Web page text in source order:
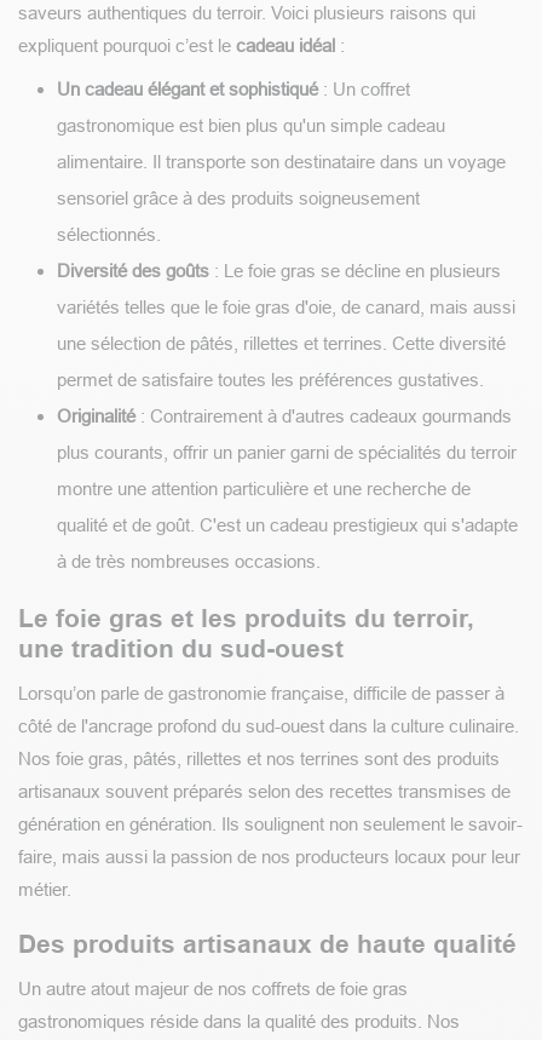
saveurs authentiques du terroir. Voici plusieurs raisons qui
expliquent pourquoi c’est le cadeau idéal :
Un cadeau élégant et sophistiqué: Un coffret
gastronomique est bien plus qu'un simple cadeau
alimentaire. Il transporte son destinataire dans un voyage
sensoriel grâce à des produits soigneusement
sélectionnés.
Diversité des goûts : Le foie gras se décline en plusieurs
variétés telles que le foie gras d'oie, de canard, mais aussi
une sélection de pâtés, rillettes et terrines. Cette diversité
permet de satisfaire toutes les préférences gustatives.
Originalité: Contrairement à d'autres cadeaux gourmands
plus courants, offrir un panier garni de spécialités du terroir
montre une attention particulière et une recherche de
qualité et de goût. C'est un cadeau prestigieux qui s'adapte
à de très nombreuses occasions.
Le foie gras et les produits du terroir,
une tradition du sud-ouest
Lorsqu’on parle de gastronomie française, difficile de passer à
côté de l'ancrage profond du sud-ouest dans la culture culinaire.
Nos foie gras, pâtés, rillettes et nos terrines sont des produits
artisanaux souvent préparés selon des recettes transmises de
génération en génération. Ils soulignent non seulement le savoir-
faire, mais aussi la passion de nos producteurs locaux pour leur
métier.
Des produits artisanaux de haute qualité
Un autre atout majeur de nos coffrets de foie gras
gastronomiques réside dans la qualité des produits. Nos